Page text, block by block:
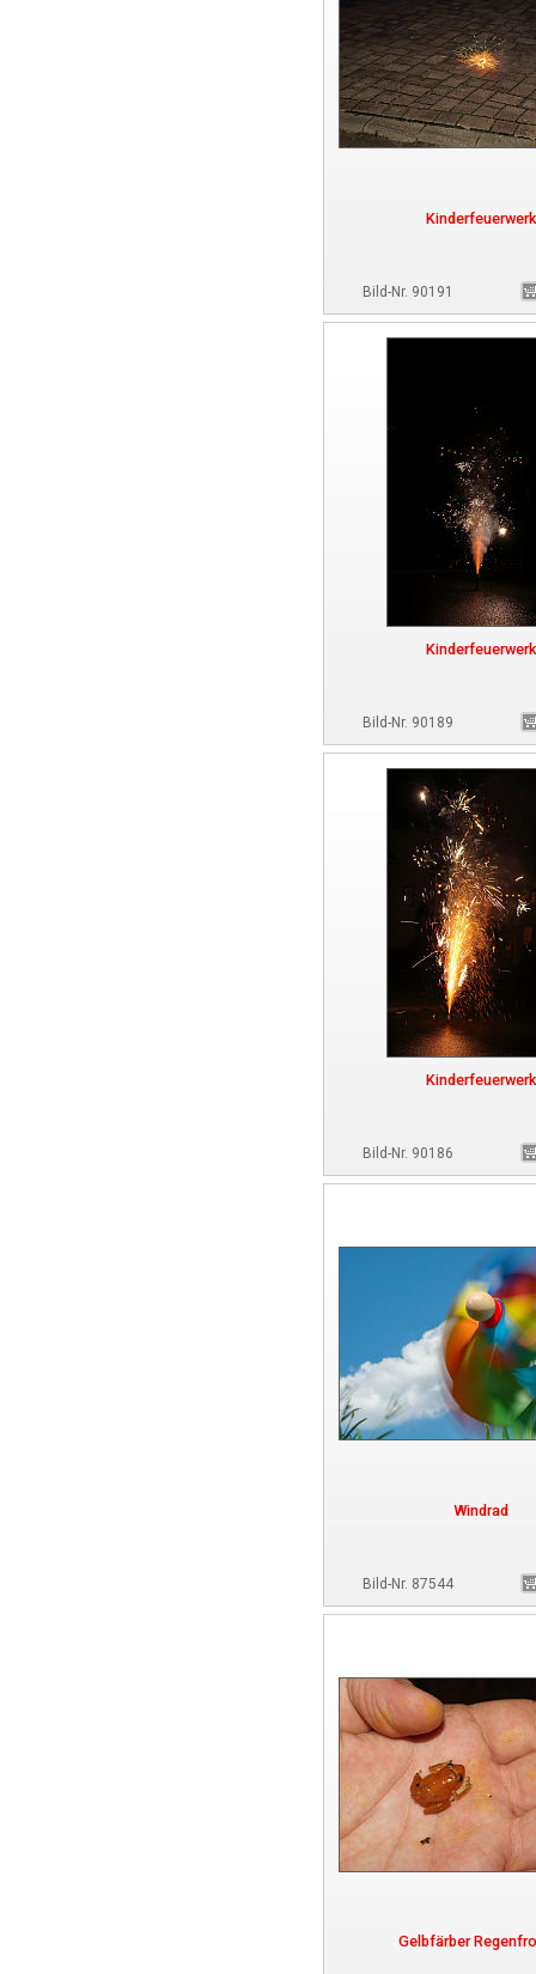
Kinderfeuerwerk
Bild-Nr. 90191
Kinderfeuerwerk
Bild-Nr. 90189
Kinderfeuerwerk
Bild-Nr. 90186
Windrad
Bild-Nr. 87544
Gelbfärber